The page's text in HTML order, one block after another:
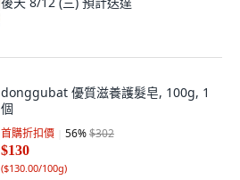
donggubat 優質滋養護髮皂, 100g, 1
個
首購折扣價 56%$302
$130
($130.00/100g)